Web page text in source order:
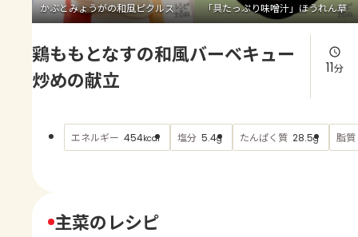
お買い物
AJINOMOTO PARK とは
かぶとみょうがの和風ピクルス 「具たっぷり味噌汁」ほうれん草
鶏ももとなすの和風バーベキュー
炒めの献立
11分
エネルギー 454kcal 塩分 5.4g たんぱく質 28.5g 脂質
主菜のレシピ